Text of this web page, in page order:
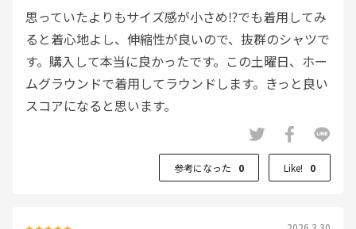
思っていたよりもサイズ感が小さめ⁉️でも着用してみ
ると着心地よし、伸縮性が良いので、抜群のシャツで
す。購入して本当に良かったです。この土曜日、ホー
ムグラウンドで着用してラウンドします。きっと良い
スコアになると思います。
参考になった 0 Like! 0